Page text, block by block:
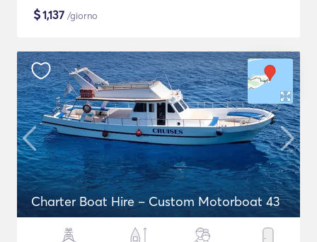
$1,137 /giorno
Charter Boat Hire – Custom Motorboat 43